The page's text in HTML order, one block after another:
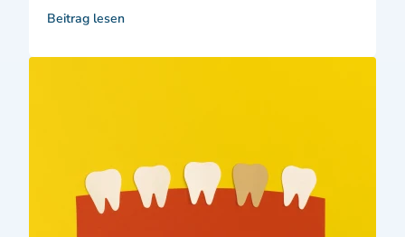
Beitrag lesen